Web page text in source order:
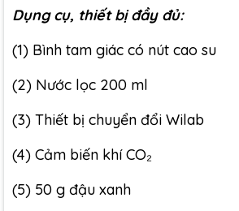
Dụng cụ, thiết bị đầy đủ:
(1) Bình tam giác có nút cao su
(2) Nước lọc 200 ml
(3) Thiết bị chuyển đổi Wilab
(4) Cảm biến khí CO₂
(5) 50 g đậu xanh